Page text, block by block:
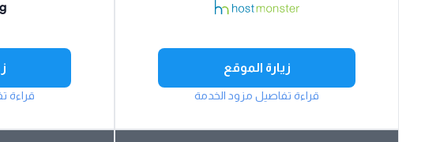
زيارة الموقع
قراءة تفاصيل مزود الخدمة قراءة